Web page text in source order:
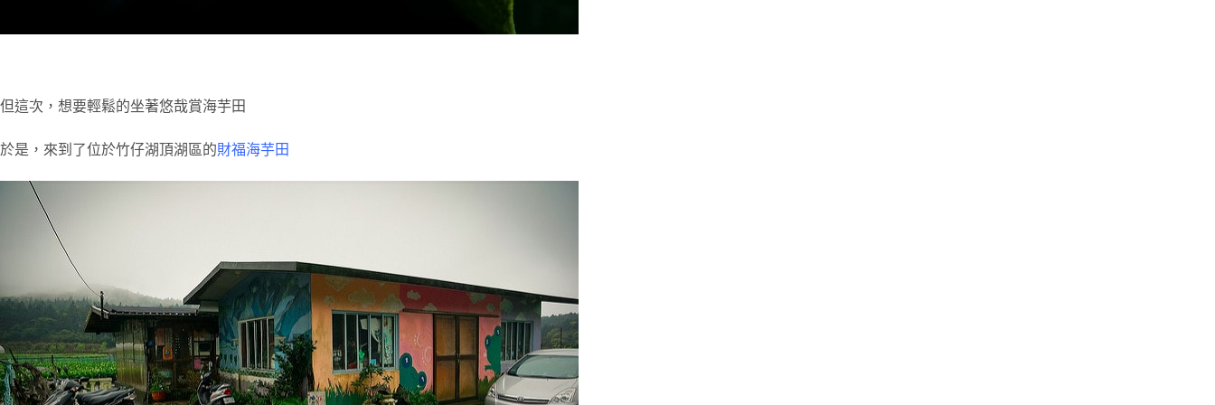
但這次，想要輕鬆的坐著悠哉賞海芋田
於是，來到了位於竹仔湖頂湖區的財福海芋田